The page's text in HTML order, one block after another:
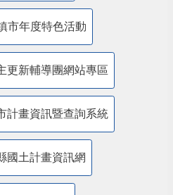
市年度特色活動
更新輔導團網站專區
計畫資訊暨查詢系統
國土計畫資訊網